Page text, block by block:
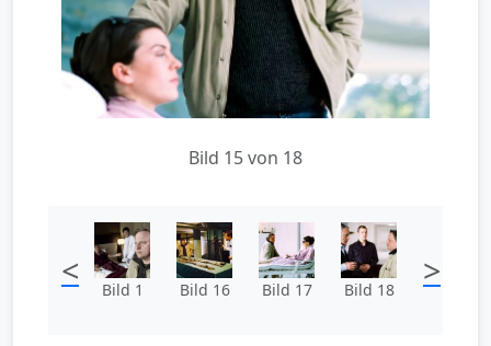
Bild 15 von 18
< Bild 1 Bild 16 Bild 17 Bild 18 >